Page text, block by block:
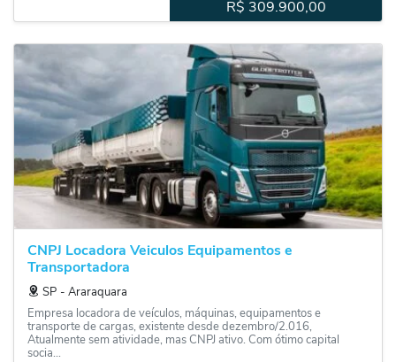
R$ 309.900,00
CNPJ Locadora Veiculos Equipamentos e
Transportadora
SP ‐ Araraquara
Empresa locadora de veículos, máquinas, equipamentos e
transporte de cargas, existente desde dezembro/2.016,
Atualmente sem atividade, mas CNPJ ativo. Com ótimo capital
socia...